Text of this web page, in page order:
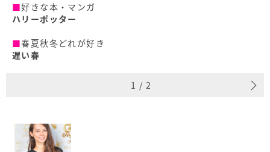
■好きな本・マンガ
ハリーポッター
■春夏秋冬どれが好き
遅い春
1 / 2